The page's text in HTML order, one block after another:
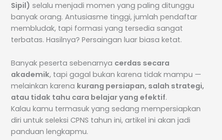
Sipil) selalu menjadi momen yang paling ditunggu
banyak orang. Antusiasme tinggi, jumlah pendaftar
membludak, tapi formasi yang tersedia sangat
terbatas. Hasilnya? Persaingan luar biasa ketat.
Banyak peserta sebenarnya cerdas secara
akademik, tapi gagal bukan karena tidak mampu —
melainkan karena kurang persiapan, salah strategi,
atau tidak tahu cara belajar yang efektif.
Kalau kamu termasuk yang sedang mempersiapkan
diri untuk seleksi CPNS tahun ini, artikel ini akan jadi
panduan lengkapmu.